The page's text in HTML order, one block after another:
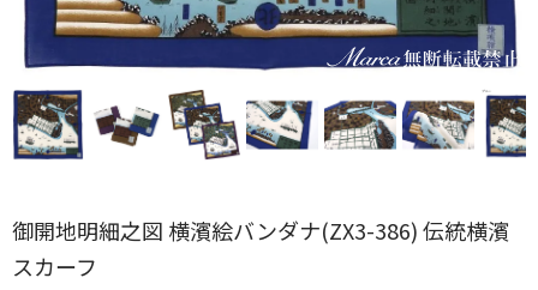
御開地明細之図 横濱絵バンダナ(ZX3-386) 伝統横濱
スカーフ